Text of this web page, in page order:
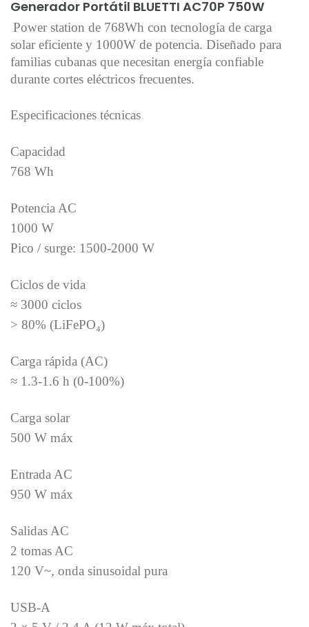
Generador Portátil BLUETTI AC70P 750W
Power station de 768Wh con tecnología de carga
solar eficiente y 1000W de potencia. Diseñado para
familias cubanas que necesitan energía confiable
durante cortes eléctricos frecuentes.
Especificaciones técnicas
Capacidad
768 Wh
Potencia AC
1000 W
Pico / surge: 1500-2000 W
Ciclos de vida
≈ 3000 ciclos
> 80% (LiFePO₄)
Carga rápida (AC)
≈ 1.3-1.6 h (0-100%)
Carga solar
500 W máx
Entrada AC
950 W máx
Salidas AC
2 tomas AC
120 V~, onda sinusoidal pura
USB-A